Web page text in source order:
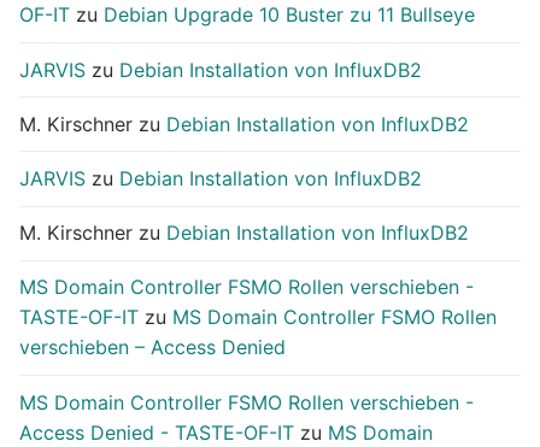
OF-IT zu Debian Upgrade 10 Buster zu 11 Bullseye
JARVIS zu Debian Installation von InfluxDB2
M. Kirschner zu Debian Installation von InfluxDB2
JARVIS zu Debian Installation von InfluxDB2
M. Kirschner zu Debian Installation von InfluxDB2
MS Domain Controller FSMO Rollen verschieben -
TASTE-OF-IT zu MS Domain Controller FSMO Rollen
verschieben – Access Denied
MS Domain Controller FSMO Rollen verschieben -
Access Denied - TASTE-OF-IT zu MS Domain